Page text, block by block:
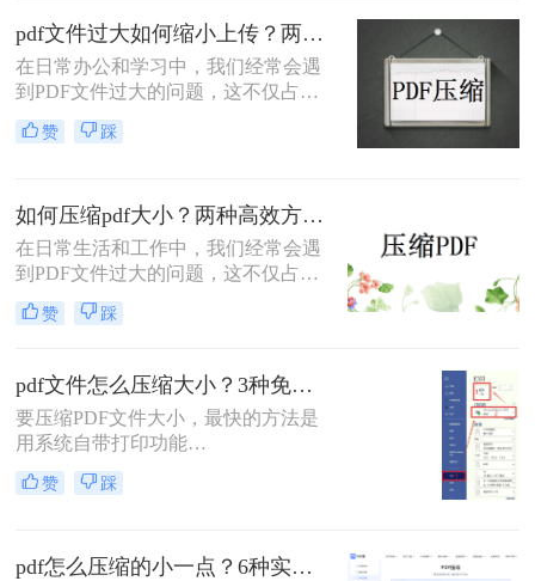
解操作步骤，您可根据文件数量、压
缩质量要求和隐私需求快速选择最合
适的方法。
pdf文件过大如何缩小上传？两种缩小并上传的有效方法!
在日常办公和学习中，我们经常会遇
到PDF文件过大的问题，这不仅占用
了大量的存储空间，还影响了文件的
上传速度和分享效率。那么pdf文件过
松解决PDF文件过大的问题。
赞 踩
如何压缩pdf大小？两种高效方法详解！
在日常生活和工作中，我们经常会遇
到PDF文件过大的问题，这不仅占用
了大量的存储空间，还降低了文件的
传输效率。因此，掌握几种有效的
何压缩pdf大小呢？本文将介绍两种常
用的PDF压缩方法，以帮助您更好地
压缩PDF文件。
赞 踩
pdf文件怎么压缩大小？3种免费+1种专业方法全攻略（附决策表）！
要压缩PDF文件大小，最快的方法是
用系统自带打印功能
（Windows/macOS均支持）或在线免
费工具（如PDFmao、转转大师）直
业软件「转转大师PDF转换器」——
赞 踩
pdf怎么压缩的小一点？6种实用方法详解（2026最新）